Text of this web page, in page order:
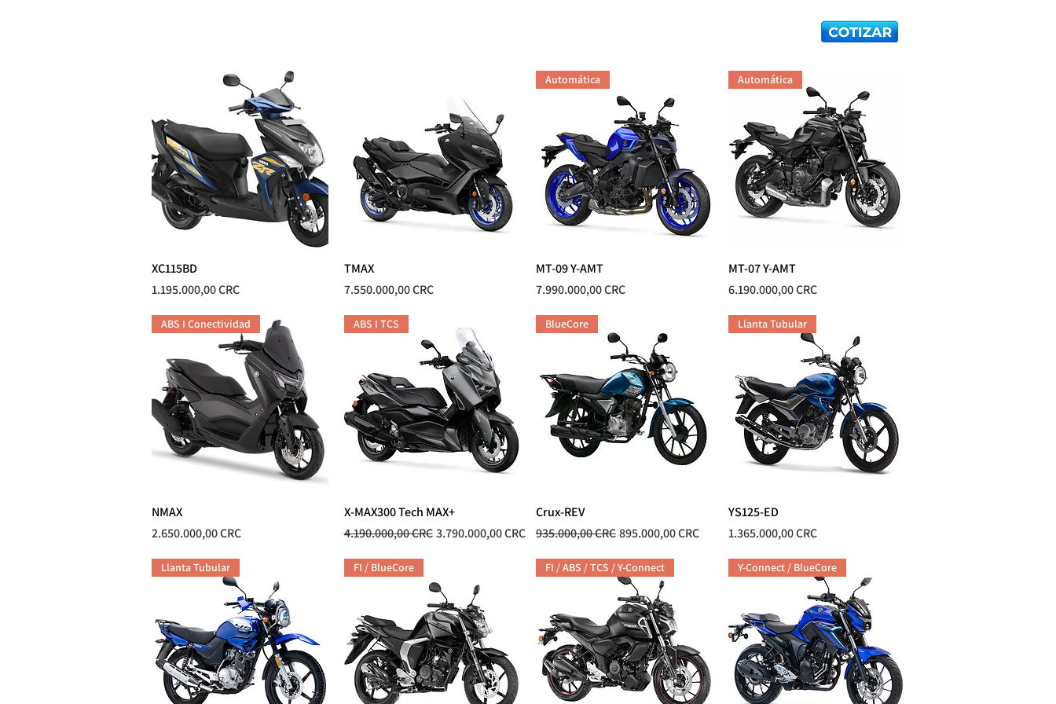
XC115BD
Precio
1.195.000,00 CRC
TMAX
Precio
7.550.000,00 CRC
Vista rápida
Automática
MT-09 Y-AMT
Precio
7.990.000,00 CRC
Vista rápida
Automática
MT-07 Y-AMT
Precio
6.190.000,00 CRC
ABS I Conectividad
NMAX
Precio
2.650.000,00 CRC
Vista rápida
ABS I TCS
X-MAX300 Tech MAX+
Precio
4.190.000,00 CRC Precio de oferta
3.790.000,00 CRC
BlueCore
Crux-REV
Precio
935.000,00 CRCPrecio de oferta
895.000,00 CRC
Llanta Tubular
YS125-ED
Precio
1.365.000,00 CRC
Llanta Tubular FI / BlueCore FI / ABS / TCS / Y-Connect Y-Connect / BlueCore